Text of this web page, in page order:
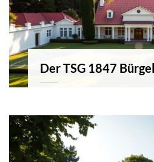
Der TSG 1847